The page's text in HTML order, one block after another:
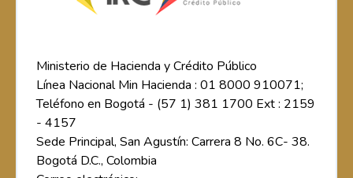
Ministerio de Hacienda y Crédito Público
Línea Nacional Min Hacienda : 01 8000 910071;
Teléfono en Bogotá - (57 1) 381 1700 Ext : 2159
- 4157
Sede Principal, San Agustín: Carrera 8 No. 6C- 38.
Bogotá D.C., Colombia